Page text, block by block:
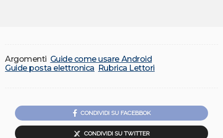
Argomenti Guide come usare Android
Guide posta elettronica Rubrica Lettori
CONDIVIDI SU FACEBBOK
CONDIVIDI SU TWITTER